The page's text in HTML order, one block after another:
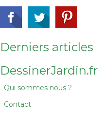
Derniers articles
DessinerJardin.fr
Qui sommes nous ?
Contact